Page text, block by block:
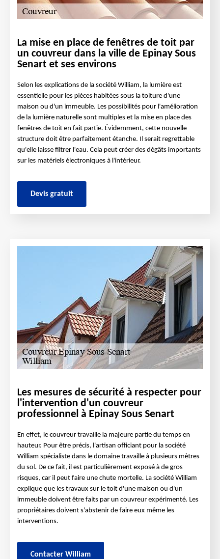
La mise en place de fenêtres de toit par
un couvreur dans la ville de Epinay Sous
Senart et ses environs
Selon les explications de la société William, la lumière est
essentielle pour les pièces habitées sous la toiture d'une
maison ou d'un immeuble. Les possibilités pour l'amélioration
de la lumière naturelle sont multiples et la mise en place des
fenêtres de toit en fait partie. Évidemment, cette nouvelle
structure doit être parfaitement étanche. Il serait regrettable
qu'elle laisse filtrer l'eau. Cela peut créer des dégâts importants
sur les matériels électroniques à l'intérieur.
Devis gratuit
Les mesures de sécurité à respecter pour
l'intervention d'un couvreur
professionnel à Epinay Sous Senart
En effet, le couvreur travaille la majeure partie du temps en
hauteur. Pour être précis, l'artisan officiant pour la société
William spécialiste dans le domaine travaille à plusieurs mètres
du sol. De ce fait, il est particulièrement exposé à de gros
risques, car il peut faire une chute mortelle. La société William
explique que les travaux sur le toit d'une maison ou d'un
immeuble doivent être faits par un couvreur expérimenté. Les
propriétaires doivent s'abstenir de faire eux même les
interventions.
Contacter William